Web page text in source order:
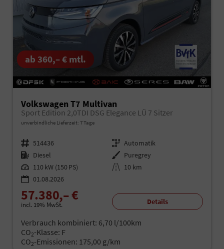
ab 360,– € mtl.
Volkswagen T7 Multivan
Sport Edition 2,0TDI DSG Elegance LÜ 7 Sitzer
unverbindliche Lieferzeit: 7 Tage
Fahrzeugnr. 514436 Getriebe Automatik
Kraftstoff Diesel Außenfarbe Puregrey
Leistung 110 kW (150 PS) Kilometerstand 10 km
01.08.2026
57.380,– €
incl. 19% MwSt. Details
Verbrauch kombiniert: 6,70 l/100km
CO2-Klasse: F
CO2-Emissionen: 175,00 g/km